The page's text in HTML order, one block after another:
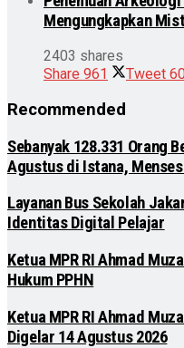
Mengungkapkan
2403 shares
Share 961 Tweet
Recommended
Sebanyak 128.331 Orang
Agustus di Istana,
Layanan Bus Sekolah
Identitas Digital Pelajar
Ketua MPR RI Ahmad
Hukum PPHN
Ketua MPR RI Ahmad
Digelar 14 Agustus 2026